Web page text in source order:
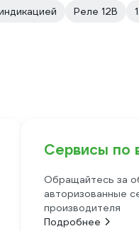
Реле 12В
Сервисы по
Обращайтесь за
авторизованные
производителя
Подробнее